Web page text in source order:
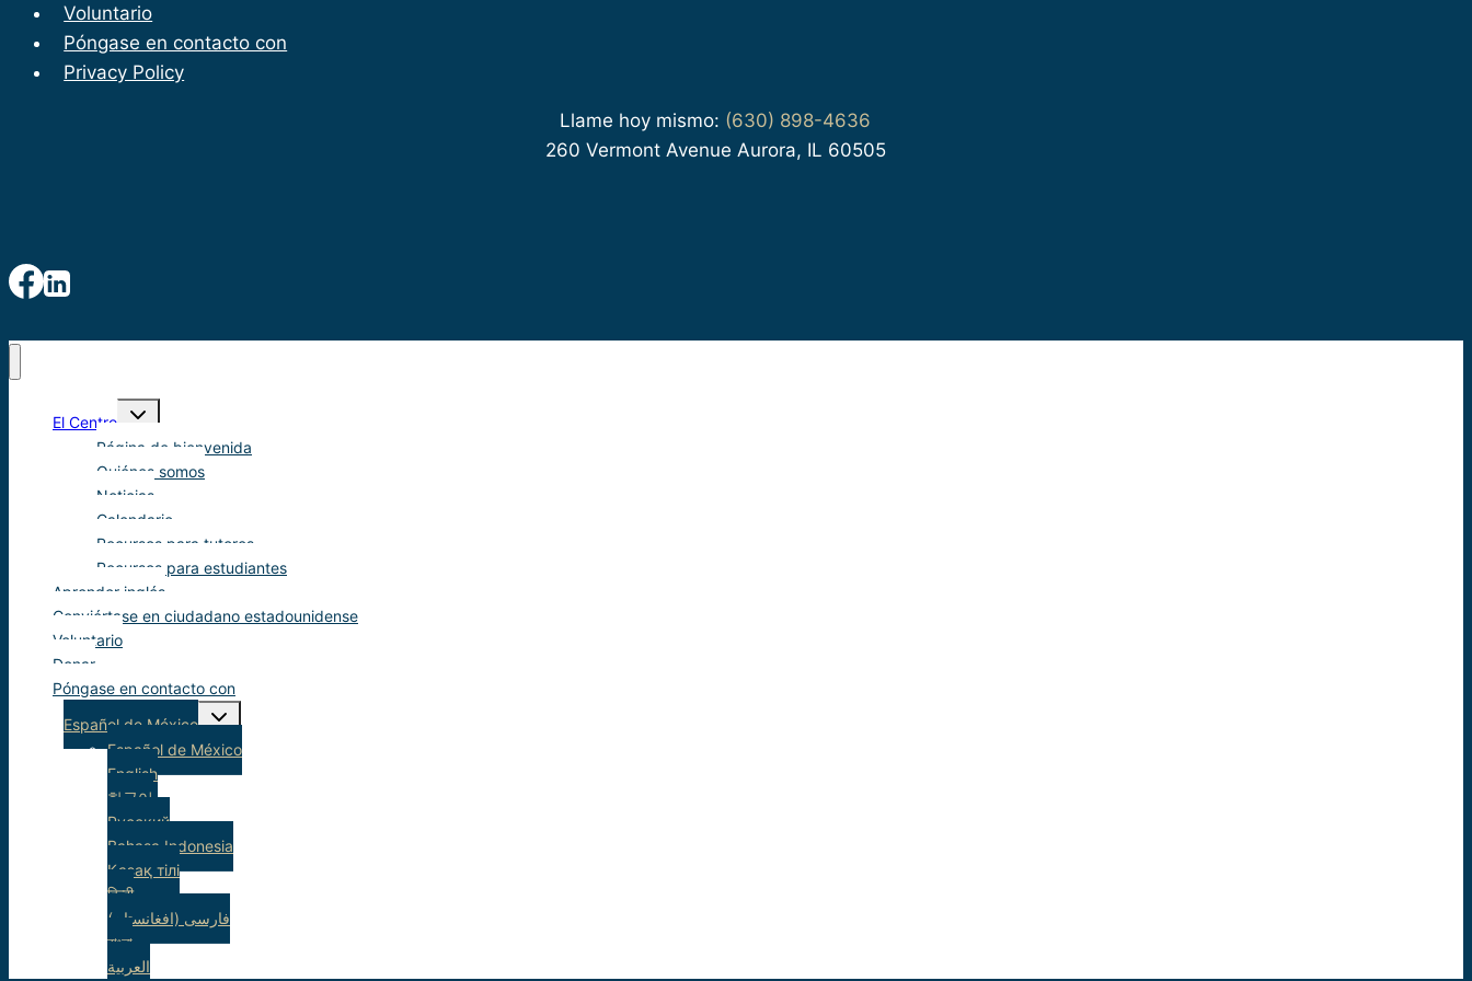
Voluntario
Póngase en contacto con
Privacy Policy
Llame hoy mismo: (630) 898-4636
260 Vermont Avenue Aurora, IL 60505
El Centro
Alternar
menú
infantil
Página de bienvenida
Quiénes somos
Noticias
Calendario
Recursos para tutores
Recursos para estudiantes
Aprender inglés
Conviértase en ciudadano estadounidense
Voluntario
Donar
Póngase en contacto con
Español de México
Alternar
menú
infantil
Español de México
English
한국어
Русский
Bahasa Indonesia
Қазақ тілі
हिन्दी
(فارسی (افغانستان
বাংলা
العربية